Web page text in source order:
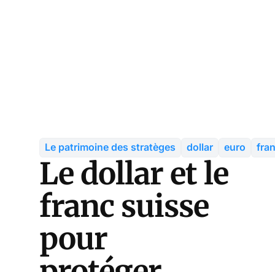
Le patrimoine des stratèges dollar euro
Le dollar et le
franc suisse
pour